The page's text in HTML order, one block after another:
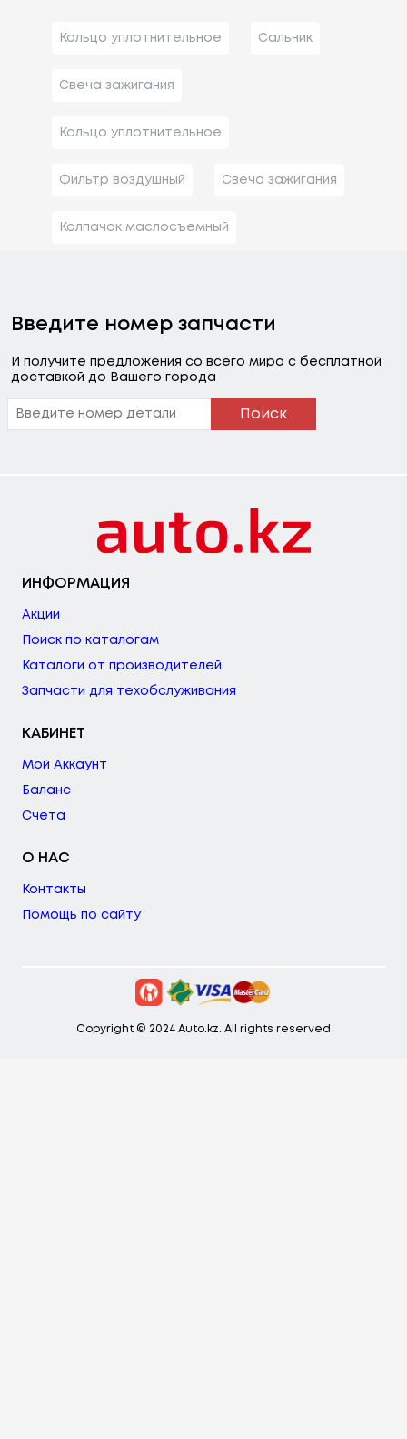
Кольцо уплотнительное Сальник
Свеча зажигания
Кольцо уплотнительное
Фильтр воздушный Свеча зажигания
Колпачок маслосъемный
Введите номер запчасти
И получите предложения со всего мира с бесплатной
доставкой до Вашего города
Поиск
ИНФОРМАЦИЯ
Акции
Поиск по каталогам
Каталоги от производителей
Запчасти для техобслуживания
КАБИНЕТ
Мой Аккаунт
Баланс
Счета
О НАС
Контакты
Помощь по сайту
Copyright © 2024 Auto.kz. All rights reserved